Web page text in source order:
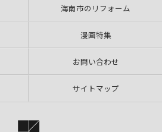
海南市のリフォーム
漫画特集
お問い合わせ
サイトマップ